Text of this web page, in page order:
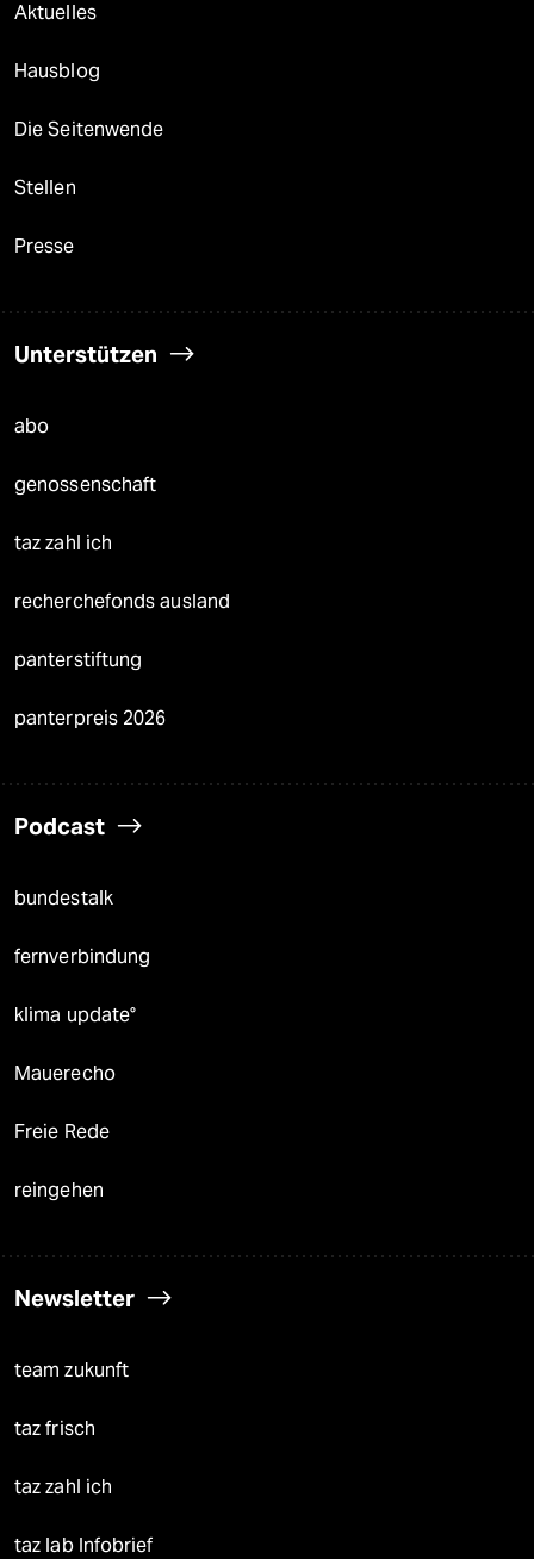
Aktuelles
Hausblog
Die Seitenwende
Stellen
Presse
Unterstützen
abo
genossenschaft
taz zahl ich
recherchefonds ausland
panterstiftung
panterpreis 2026
Podcast
bundestalk
fernverbindung
klima update°
Mauerecho
Freie Rede
reingehen
Newsletter
team zukunft
taz frisch
taz zahl ich
taz lab Infobrief